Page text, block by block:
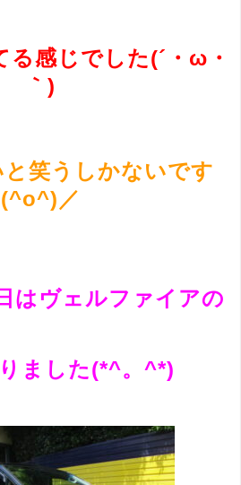
る感じでした(´・ω・
｀)
笑うしかないです
(^o^)／
はヴェルファイアの
ました(*^。^*)